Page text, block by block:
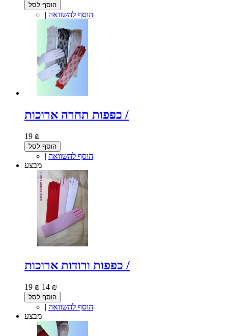
הוסף לסל
| הוסף להשוואה
כפפות תחרה ארוכות /
19 ₪
הוסף לסל
| הוסף להשוואה
מבצע
כפפות ורודות ארוכות /
19 ₪ 14 ₪
הוסף לסל
| הוסף להשוואה
מבצע